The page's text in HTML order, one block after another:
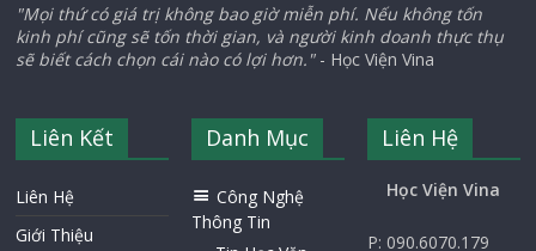
"Mọi thứ có giá trị không bao giờ miễn phí. Nếu không tốn
kinh phí cũng sẽ tốn thời gian, và người kinh doanh thực thụ
sẽ biết cách chọn cái nào có lợi hơn."- Học Viện Vina
Liên Kết
Liên Hệ
Giới Thiệu
Danh Mục
Công Nghệ
Thông Tin
Liên Hệ
Học Viện Vina
P: 090.6070.179